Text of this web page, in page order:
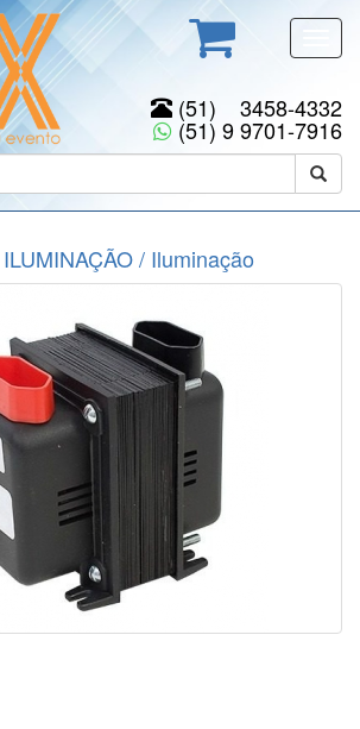
(51) 3458-4332
(51) 9 9701-7916
ILUMINAÇÃO/ Iluminação